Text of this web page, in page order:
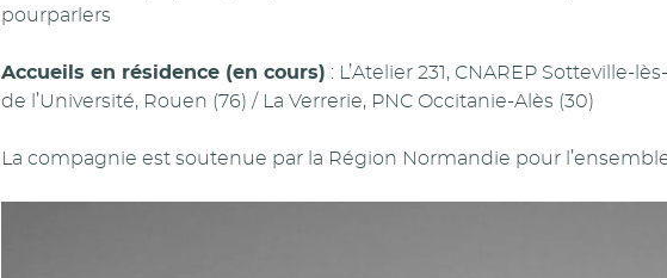
pourparlers
Accueils en résidence (en cours) : L’Atelier 231, CNAREP Sotteville-
de l’Université, Rouen (76) / La Verrerie, PNC Occitanie-Alès (30)
La compagnie est soutenue par la Région Normandie pour